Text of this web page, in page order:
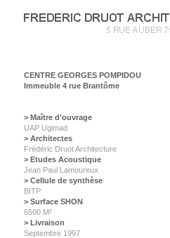
CENTRE GEORGES POMPIDOU
Immeuble 4 rue Brantôme
> Maître d’ouvrage
UAP Ugimad
> Architectes
Frédéric Druot Architecture
> Etudes Acoustique
Jean Paul Lamoureux
> Cellule de synthèse
BITP
> Surface SHON
6500 M²
> Livraison
Septembre 1997